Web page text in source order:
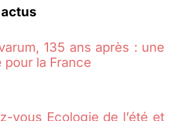
135 ans après : une
pour la France
vous Ecologie de l’été et